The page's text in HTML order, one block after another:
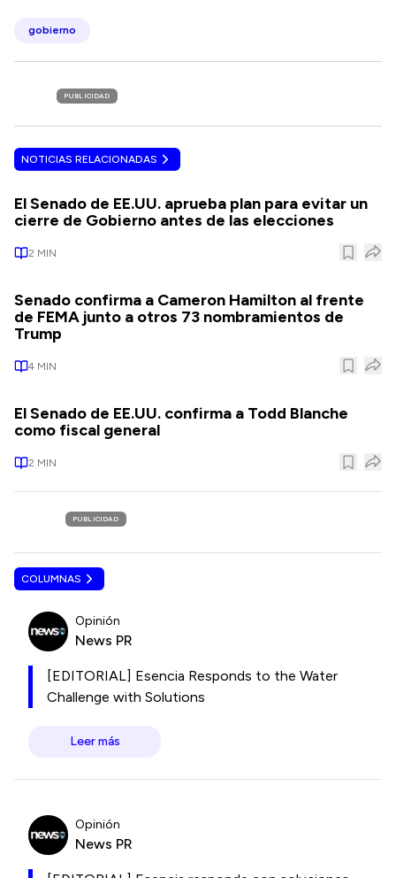
gobierno
PUBLICIDAD
NOTICIAS RELACIONADAS
El Senado de EE.UU. aprueba plan para evitar un
cierre de Gobierno antes de las elecciones
2 MIN
Senado confirma a Cameron Hamilton al frente
de FEMA junto a otros 73 nombramientos de
Trump
4 MIN
El Senado de EE.UU. confirma a Todd Blanche
como fiscal general
2 MIN
PUBLICIDAD
COLUMNAS
Opinión
News PR
[EDITORIAL] Esencia Responds to the Water
Challenge with Solutions
Leer más
Opinión
News PR